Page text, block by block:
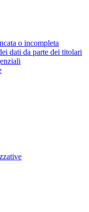
o incompleta
dati da parte dei titolari